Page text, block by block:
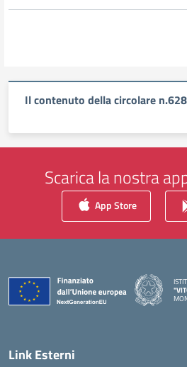
Il contenuto della circolare
Scarica la nostra
App Store
Link Esterni